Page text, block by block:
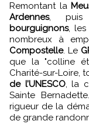
Remontant la
Ardennes, puis
bourguignons, les
nombreux à
Compostelle. Le
que la "colline
Charité-sur-Loire,
de l’UNESCO, la
Sainte
rigueur de la
de grande